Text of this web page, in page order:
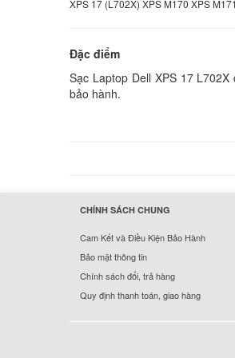
XPS 17 (L702X) XPS M170 XPS
Đặc điểm
Sạc Laptop Dell XPS 17
bảo hành.
CHÍNH SÁCH CHUNG
Cam Kết và Điều Kiện Bảo Hành
Bảo mật thông tin
Chính sách đổi, trả hàng
Quy định thanh toán, giao hàng